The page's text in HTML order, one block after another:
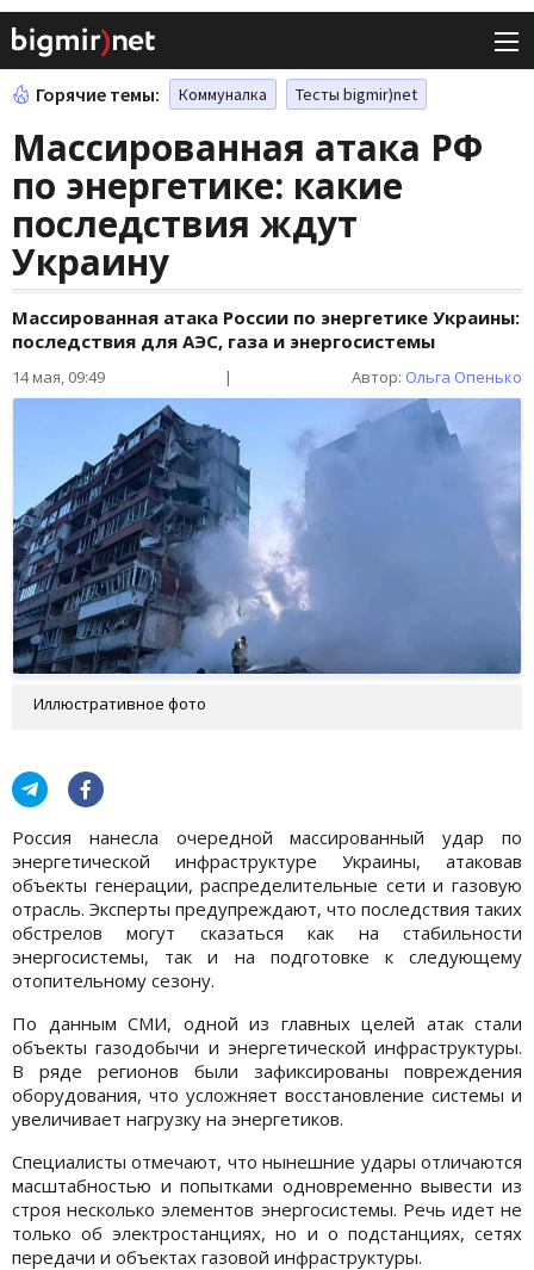
Горячие темы: Коммуналка Тесты bigmir)net
Массированная атака РФ
по энергетике: какие
последствия ждут
Украину
Массированная атака России по энергетике Украины:
последствия для АЭС, газа и энергосистемы
14 мая, 09:49 | Автор: Ольга Опенько
Иллюстративное фото
Россия нанесла очередной массированный удар по
энергетической инфраструктуре Украины, атаковав
объекты генерации, распределительные сети и газовую
отрасль. Эксперты предупреждают, что последствия таких
обстрелов могут сказаться как на стабильности
энергосистемы, так и на подготовке к следующему
отопительному сезону.
По данным СМИ, одной из главных целей атак стали
объекты газодобычи и энергетической инфраструктуры.
В ряде регионов были зафиксированы повреждения
оборудования, что усложняет восстановление системы и
увеличивает нагрузку на энергетиков.
Специалисты отмечают, что нынешние удары отличаются
масштабностью и попытками одновременно вывести из
строя несколько элементов энергосистемы. Речь идет не
только об электростанциях, но и о подстанциях, сетях
передачи и объектах газовой инфраструктуры.